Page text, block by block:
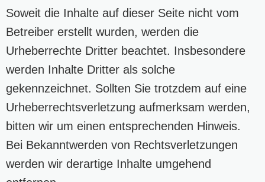
Soweit die Inhalte auf dieser Seite nicht vom
Betreiber erstellt wurden, werden die
Urheberrechte Dritter beachtet. Insbesondere
werden Inhalte Dritter als solche
gekennzeichnet. Sollten Sie trotzdem auf eine
Urheberrechtsverletzung aufmerksam werden,
bitten wir um einen entsprechenden Hinweis.
Bei Bekanntwerden von Rechtsverletzungen
werden wir derartige Inhalte umgehend